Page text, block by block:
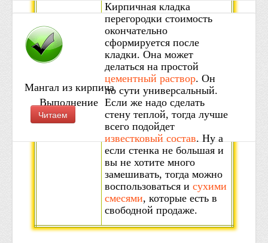
Выполнение
кладки
Кирпичная кладка
перегородки стоимость
окончательно
сформируется после
кладки. Она может
делаться на простой
цементный раствор. Он
по сути универсальный.
Если же надо сделать
стену теплой, тогда лучше
всего подойдет
известковый состав. Ну а
если стенка не большая и
вы не хотите много
замешивать, тогда можно
воспользоваться и сухими
смесями, которые есть в
свободной продаже.
Мангал из кирпича
Читаем